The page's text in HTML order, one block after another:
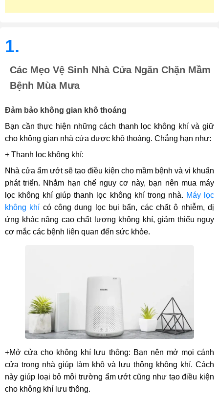
1.
Các Mẹo Vệ Sinh Nhà Cửa Ngăn Chặn Mầm
Bệnh Mùa Mưa
Đảm bảo không gian khô thoáng
Bạn cần thực hiện những cách thanh lọc không khí và giữ
cho không gian nhà cửa được khô thoáng. Chẳng hạn như:
+ Thanh lọc không khí:
Nhà cửa ẩm ướt sẽ tạo điều kiện cho mầm bệnh và vi khuẩn
phát triển. Nhằm hạn chế nguy cơ này, bạn nên mua máy
lọc không khí giúp thanh lọc không khí trong nhà. Máy lọc
không khí có công dung lọc bụi bẩn, các chất ô nhiễm, dị
ứng khác nâng cao chất lượng không khí, giảm thiểu nguy
cơ mắc các bệnh liên quan đến sức khỏe.
+Mở cửa cho không khí lưu thông: Bạn nên mở mọi cánh
cửa trong nhà giúp làm khô và lưu thông không khí. Cách
này giúp loại bỏ môi trường ẩm ướt cũng như tạo điều kiện
cho không khí lưu thông.